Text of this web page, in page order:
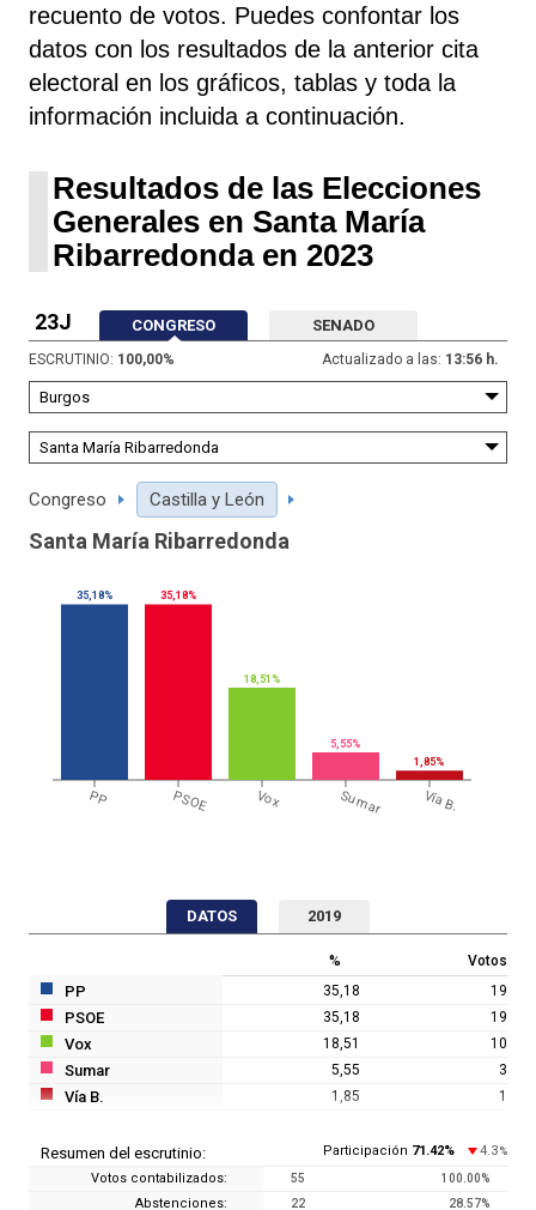
recuento de votos. Puedes confontar los
datos con los resultados de la anterior cita
electoral en los gráficos, tablas y toda la
información incluida a continuación.
Resultados de las Elecciones
Generales en Santa María
Ribarredonda en 2023
23J CONGRESO SENADO
ESCRUTINIO: 100,00% Actualizado a las: 13:56 h.
Congreso Castilla y León
Santa María Ribarredonda
PP PSOE Vox Sumar Vía B.
35,18% 35,18%
18,51%
5,55%
1,85%
DATOS 2019
% Votos
PP 35,18 19
PSOE 35,18 19
Vox 18,51 10
Sumar 5,55 3
Vía B. 1,85 1
Resumen del escrutinio: Participación 71.42% 4.3 %
Votos contabilizados: 55 100.00%
Abstenciones: 22 28.57%